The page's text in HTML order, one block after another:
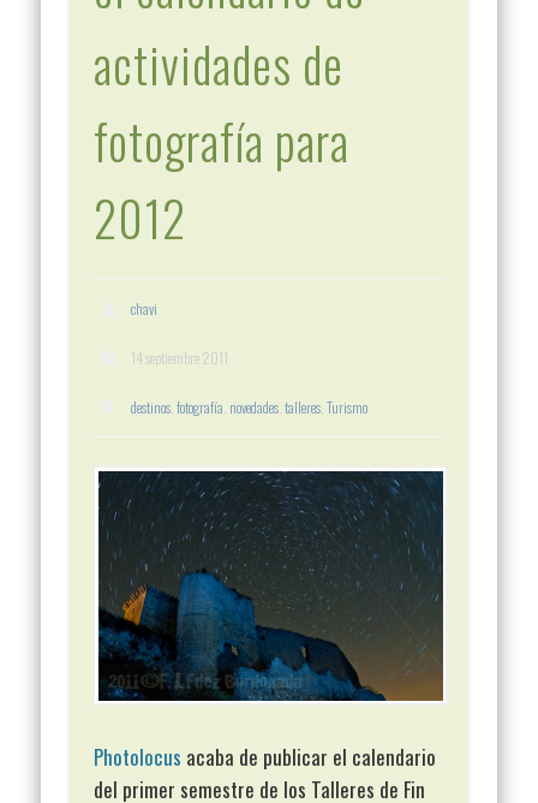
actividades de
fotografía para
2012
chavi
14 septiembre 2011
destinos ,fotografía novedades ,talleres ,Turismo
Photolocus acaba de publicar el calendario
del primer semestre de los Talleres de Fin